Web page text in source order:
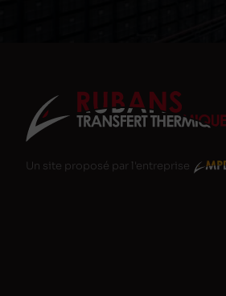
Un site proposé par l'entreprise